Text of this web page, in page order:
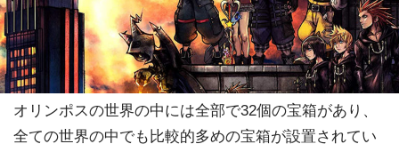
オリンポスの世界の中には全部で32個の宝箱があり、
全ての世界の中でも比較的多めの宝箱が設置されてい